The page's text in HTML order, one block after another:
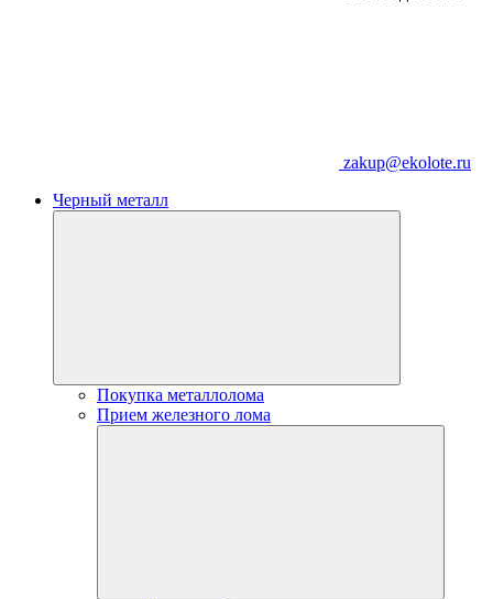
zakup@ekolote.ru
Черный металл
Покупка металлолома
Прием железного лома